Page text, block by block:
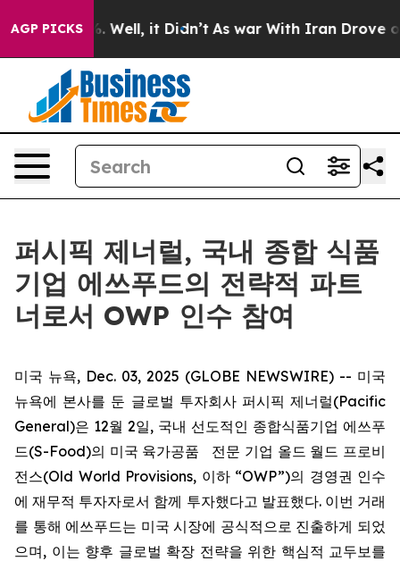
AGP PICKS
40%. Well, it Didn’t As war With Iran Drove oil
퍼시픽 제너럴, 국내 종합 식품
기업 에쓰푸드의 전략적 파트
너로서 OWP 인수 참여
미국 뉴욕, Dec. 03, 2025 (GLOBE NEWSWIRE) -- 미국
뉴욕에 본사를 둔 글로벌 투자회사 퍼시픽 제너럴(Pacific
General)은 12월 2일, 국내 선도적인 종합식품기업 에쓰푸
드(S-Food)의 미국 육가공품 전문 기업 올드 월드 프로비
전스(Old World Provisions, 이하 “OWP”)의 경영권 인수
에 재무적 투자자로서 함께 투자했다고 발표했다. 이번 거래
를 통해 에쓰푸드는 미국 시장에 공식적으로 진출하게 되었
으며, 이는 향후 글로벌 확장 전략을 위한 핵심적 교두보를